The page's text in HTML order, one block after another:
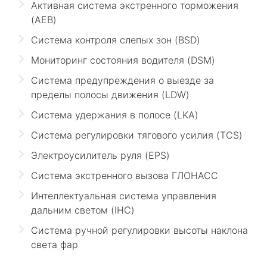
Активная система экстренного торможения
(AEB)
Система контроля слепых зон (BSD)
Мониторинг состояния водителя (DSM)
Система предупреждения о выезде за
пределы полосы движения (LDW)
Система удержания в полосе (LKA)
Система регулировки тягового усилия (TCS)
Электроусилитель руля (EPS)
Система экстренного вызова ГЛОНАСС
Интеллектуальная система управления
дальним светом (IHC)
Система ручной регулировки высоты наклона
света фар